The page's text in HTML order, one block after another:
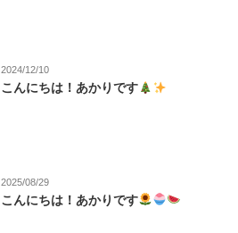
2024/12/10
こんにちは！あかりです
2025/08/29
こんにちは！あかりです